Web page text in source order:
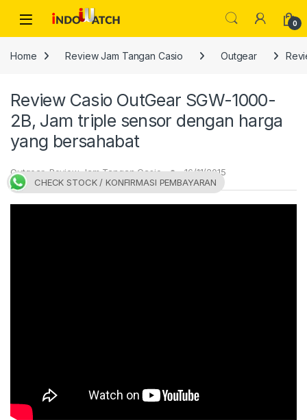
Open 0
Home Review Jam Tangan Casio Outgear
Review Casio OutGear SGW-1000-
2B, Jam triple sensor dengan harga
yang bersahabat
Outgear,Review Jam Tangan Casio 16/11/2015
CHECK STOCK / KONFIRMASI PEMBAYARAN